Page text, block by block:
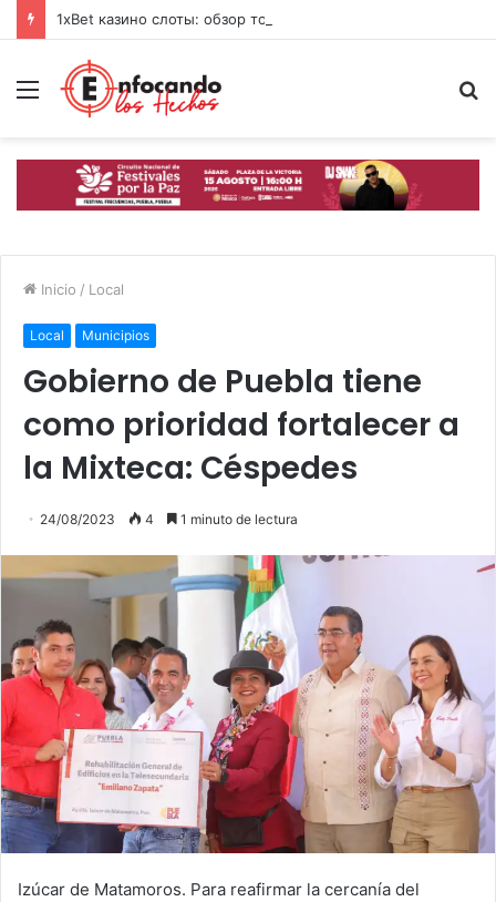
Menú
Inicio / Local
Local Municipios
Gobierno de Puebla tiene
como prioridad fortalecer a
la Mixteca: Céspedes
24/08/2023 4 1 minuto de lectura
Izúcar de Matamoros. Para reafirmar la cercanía del